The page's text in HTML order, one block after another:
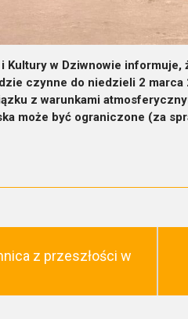
Kultury w Dziwnowie informuje,
czynne do niedzieli 2
z warunkami
może być ograniczone (za
z przeszłości w